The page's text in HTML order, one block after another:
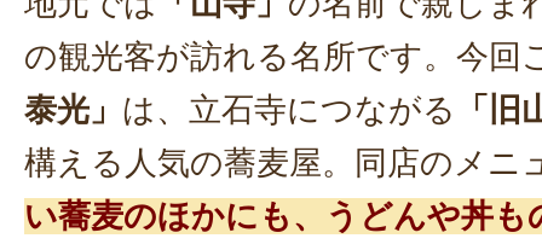
の観光客が訪れる名所です。今回
泰光」 は、立石寺につながる
「旧
構える人気の蕎麦屋。同店のメニ
い蕎麦のほかにも、うどんや丼も